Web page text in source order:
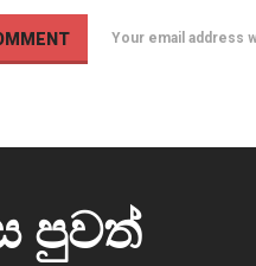
Your email address
පුවත්